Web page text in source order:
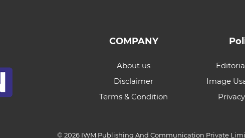
COMPANY
About us
Disclaimer
Terms & Condition
Image
© 2026 IWM Publishing And Communication Private